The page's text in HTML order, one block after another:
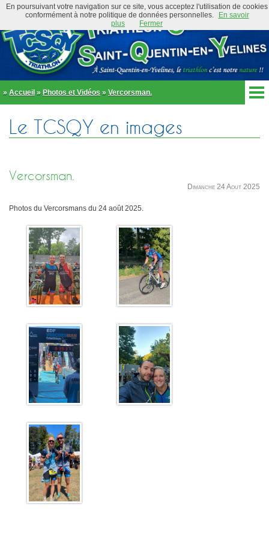
» Accueil » Photos et Vidéos » Vercorsman.
Accueil Actualités
Organigramme
École de triathlon
Trombinoscope
Partenaires
Tenues et équipements
Adhérer au club
Bike and Run 2026
Inscriptions
Règlement
Parcours
Plan d'accès
Résultats
Épreuves TCSQY
Bike and Run 2026
Bike and Run 2025
Bike and Run 2024
Bike and Run 2023
Bike and Run 2022
Bike and Run 2019
Bike and Run 2018
Bike and Run 2017
Bike and Run 2015
Bike and Run 2014
Bike and Run 2013
Entraînements
Horaires
Lieux d'entraînement
Matériel
Pense-bête
Photos / Vidéos
Le TCSQY en images
Vercorsman.
Dimanche 24 Aout 2025
Photos du Vercorsmans du 24 août 2025.
En poursuivant votre navigation sur ce site, vous acceptez l'utilisation de cookies
conformément à notre politique de données personnelles.
En savoir
plus
Fermer